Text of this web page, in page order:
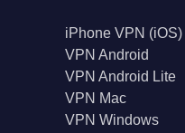
iPhone VPN (iOS)
VPN Android
VPN Android Lite
VPN Mac
VPN Windows